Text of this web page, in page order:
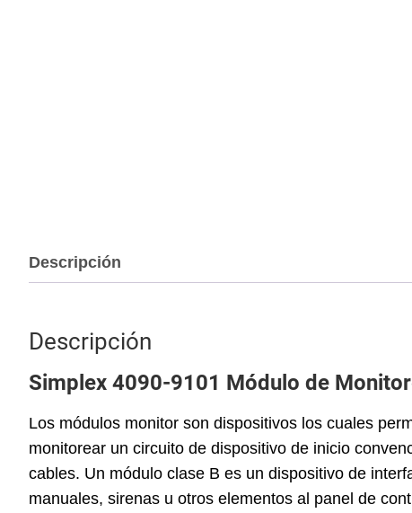
Descripción
Descripción
Simplex 4090-9101 Módulo de
Los módulos monitor son dispositivos los cuales
monitorear un circuito de dispositivo de inicio
cables. Un módulo clase B es un dispositivo de
manuales, sirenas u otros elementos al panel de